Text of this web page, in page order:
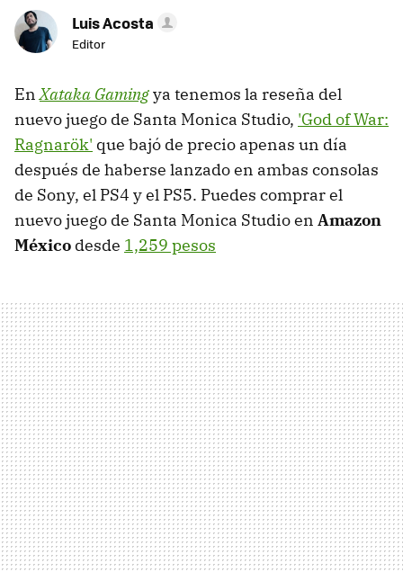
Luis Acosta
Editor
EnXataka Gamingya tenemos la reseña del
nuevo juego de Santa Monica Studio, 'God of War:
Ragnarök' que bajó de precio apenas un día
después de haberse lanzado en ambas consolas
de Sony, el PS4 y el PS5. Puedes comprar el
nuevo juego de Santa Monica Studio en Amazon
México desde 1,259 pesos